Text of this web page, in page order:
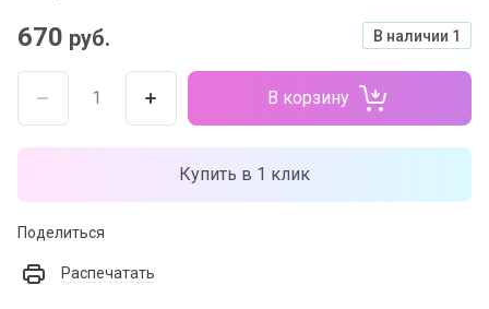
В наличии 1
670 руб.
В корзину
Купить в 1 клик
Поделиться
Распечатать